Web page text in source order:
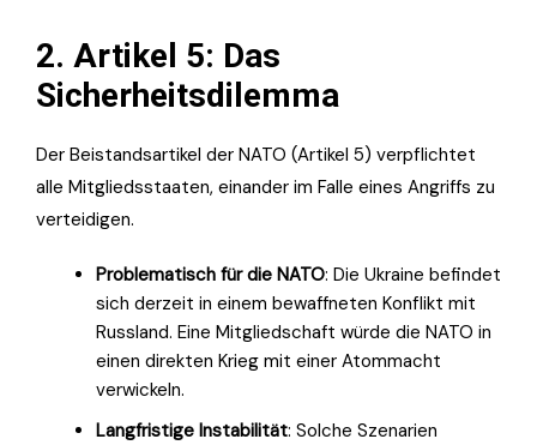
2. Artikel 5: Das
Sicherheitsdilemma
Der Beistandsartikel der NATO (Artikel 5) verpflichtet
alle Mitgliedsstaaten, einander im Falle eines Angriffs zu
verteidigen.
Problematisch für die NATO: Die Ukraine befindet
sich derzeit in einem bewaffneten Konflikt mit
Russland. Eine Mitgliedschaft würde die NATO in
einen direkten Krieg mit einer Atommacht
verwickeln.
Langfristige Instabilität: Solche Szenarien